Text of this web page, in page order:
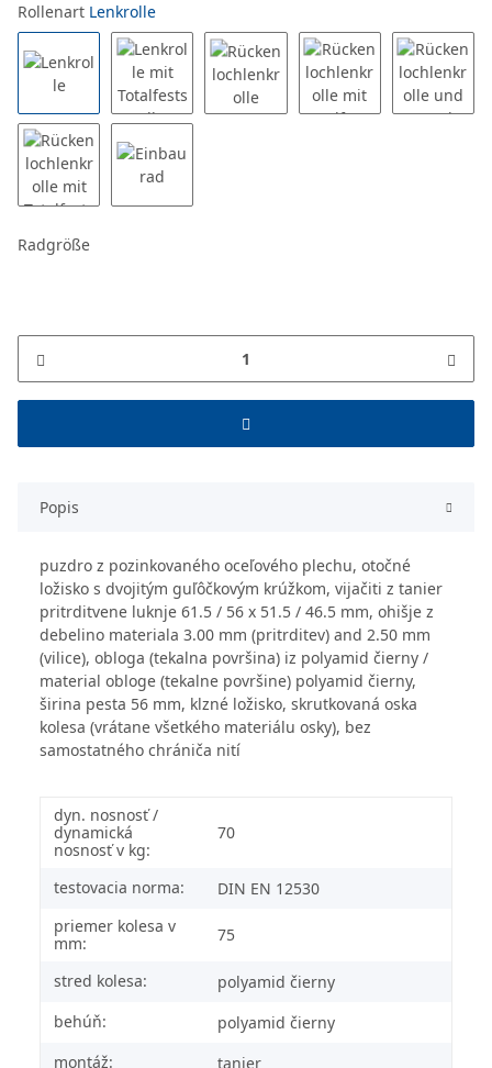
Rollenart Lenkrolle
Radgröße
Popis
puzdro z pozinkovaného oceľového plechu, otočné
ložisko s dvojitým guľôčkovým krúžkom, vijačiti z tanier
pritrditvene luknje 61.5 / 56 x 51.5 / 46.5 mm, ohišje z
debelino materiala 3.00 mm (pritrditev) and 2.50 mm
(vilice), obloga (tekalna površina) iz polyamid čierny /
material obloge (tekalne površine) polyamid čierny,
širina pesta 56 mm, klzné ložisko, skrutkovaná oska
kolesa (vrátane všetkého materiálu osky), bez
samostatného chrániča nití
dyn. nosnosť /
dynamická
nosnosť v kg:
70
testovacia norma:
DIN EN 12530
priemer kolesa v
mm:
75
stred kolesa:
polyamid čierny
behúň:
polyamid čierny
montáž:
tanier